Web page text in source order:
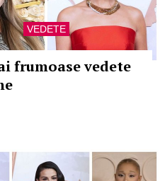
VEDETE
frumoase vedete